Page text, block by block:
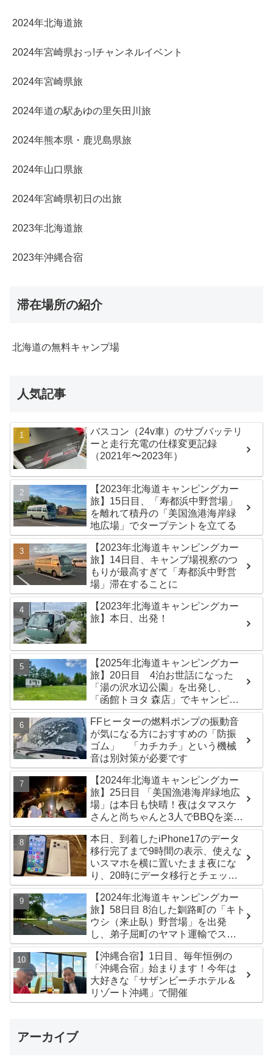
2024年北海道旅
2024年宮崎県おっ!チャンネルイベント
2024年宮崎県旅
2024年道の駅あゆの里矢田川旅
2024年熊本県・鹿児島県旅
2024年山口県旅
2024年宮崎県初日の出旅
2023年北海道旅
2023年沖縄合宿
滞在場所の紹介
北海道の無料キャンプ場
人気記事
バスコン（24v車）のサブバッテリ
ーと走行充電の仕様変更記録
（2021年〜2023年）
【2023年北海道キャンピングカー
旅】15日目、「寿都浜中野営場」
を離れて積丹の「美国漁港海岸緑
地広場」でタープテントを立てる
【2023年北海道キャンピングカー
旅】14日目、キャンプ場視察のつ
もりが最高すぎて「寿都浜中野営
場」滞在することに
【2023年北海道キャンピングカー
旅】本日、出発！
【2025年北海道キャンピングカー
旅】20日目 4泊お世話になった
「湯の沢水辺公園」を出発し、
「函館トヨタ 森店」でキャンピン
グカーのオイル交換完了！今日は
伊達市の「徳舜瞥山麓キャンプ
場」へ
FFヒーターの燃料ポンプの振動音
が気になる方におすすめの「防振
ゴム」 「カチカチ」という機械
音は別対策が必要です
【2024年北海道キャンピングカー
旅】25日目 「美国漁港海岸緑地広
場」は本日も快晴！夜はタマスケ
さんと尚ちゃんと3人でBBQを楽し
みました♪
本日、到着したiPhone17のデータ
移行完了まで9時間の表示、使えな
いスマホを横に置いたまま夜にな
り、20時にデータ移行とチェック
が無事完了！午後からの写真がほ
ぼありません^^;
【2024年北海道キャンピングカー
旅】58日目 8泊した釧路町の「キト
ウシ（来止臥）野営場」を出発
し、弟子屈町のヤマト運輸でステ
ッカー受け取り！今日は北見市の
無料キャンプ場「つつじ公園キャ
ンプ場」まで
【沖縄合宿】1日目、毎年恒例の
「沖縄合宿」始まります！今年は
大好きな「サザンビーチホテル＆
リゾート沖縄」で開催
アーカイブ